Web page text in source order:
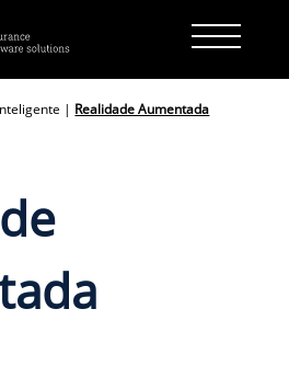
| Realidade Aumentada